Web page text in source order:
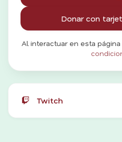
Donar con
Al interactuar en esta
Twitch